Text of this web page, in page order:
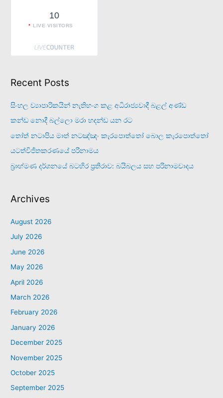
10
LIVE VISITORS
Recent Posts
සිංහල ව්‍යාපාරිකයින් නැතිභංග කළ අධිරාජ්‍යවාදී බළල් අණ්ඩ
කන්ඩ නොදී බල්ලො මරා හදන්ඩ යන රට
තෝත් නටාපිය මාත් නටඤ්ඤං කැරපොත්තෝ බොල කැරපොත්තෝ
යටත්විජිතකරණයේ පරිනාමය
බ්‍රාහ්මණ දර්ශනයේ බටහිර ප්‍රතිරාව: බයිබලය සහ පරිනාමවාදය
Archives
August 2026
July 2026
June 2026
May 2026
April 2026
March 2026
February 2026
January 2026
December 2025
November 2025
October 2025
September 2025